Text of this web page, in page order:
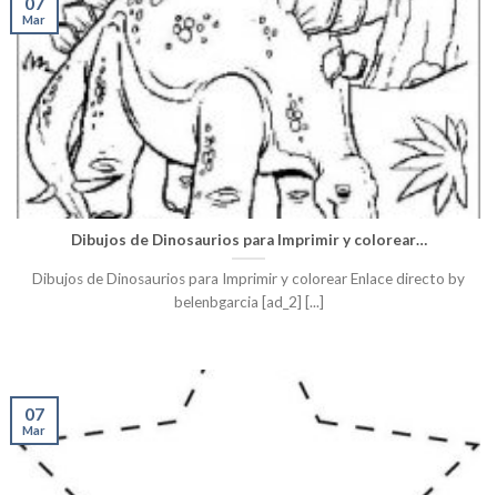
Dibujos de Dinosaurios para Imprimir y colorear…
Dibujos de Dinosaurios para Imprimir y colorear Enlace directo by
belenbgarcia [ad_2] [...]
Mar
07
Mar